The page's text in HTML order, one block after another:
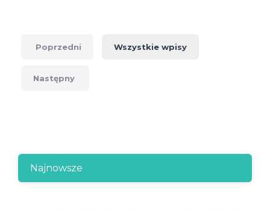
Poprzedni Wszystkie wpisy
Następny
Najnowsze